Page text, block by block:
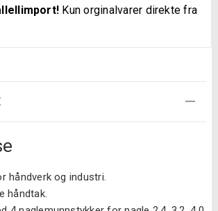
Kun orginalvarer direkte fra
håndverk og industri.
håndtak.